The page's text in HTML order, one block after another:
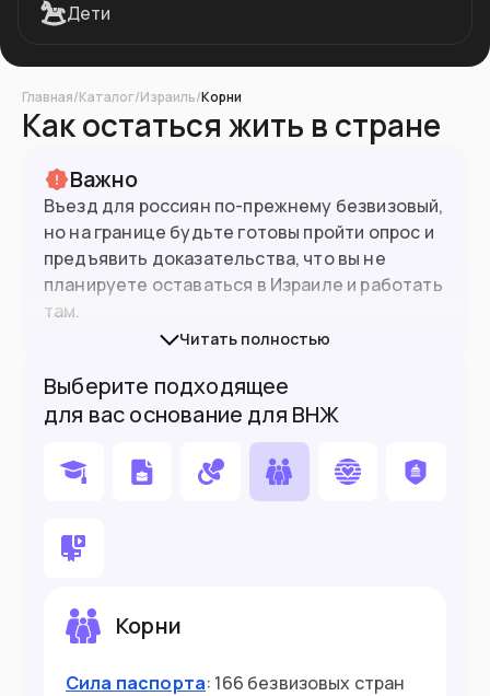
Дети
Главная/Каталог/Израиль/Корни
Как остаться жить в стране
Важно
Въезд для россиян по-прежнему безвизовый,
но на границе будьте готовы пройти опрос и
предъявить доказательства, что вы не
планируете оставаться в Израиле и работать
там.
специальной визы от МВД.
В Израиле действует система
разрешения на въезд ETAдля России
Рассмотрение заявки займёт до 72 часов.
в Израиле можно не более 90 дней из 180.
Сбор 25 шекелей, а также сервисный сбор
картой на сайте.
Население
Читать полностью
Выберите подходящее
для вас основание для ВНЖ
Корни
Сила паспорта: 166 безвизовых стран